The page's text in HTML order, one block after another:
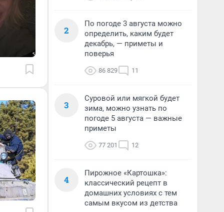
2
По погоде 3 августа можно
определить, каким будет
декабрь, — приметы и
поверья
86 829 11
3
Суровой или мягкой будет
зима, можно узнать по
погоде 5 августа — важные
приметы
77 201 12
4
Пирожное «Картошка»:
классический рецепт в
домашних условиях с тем
самым вкусом из детства